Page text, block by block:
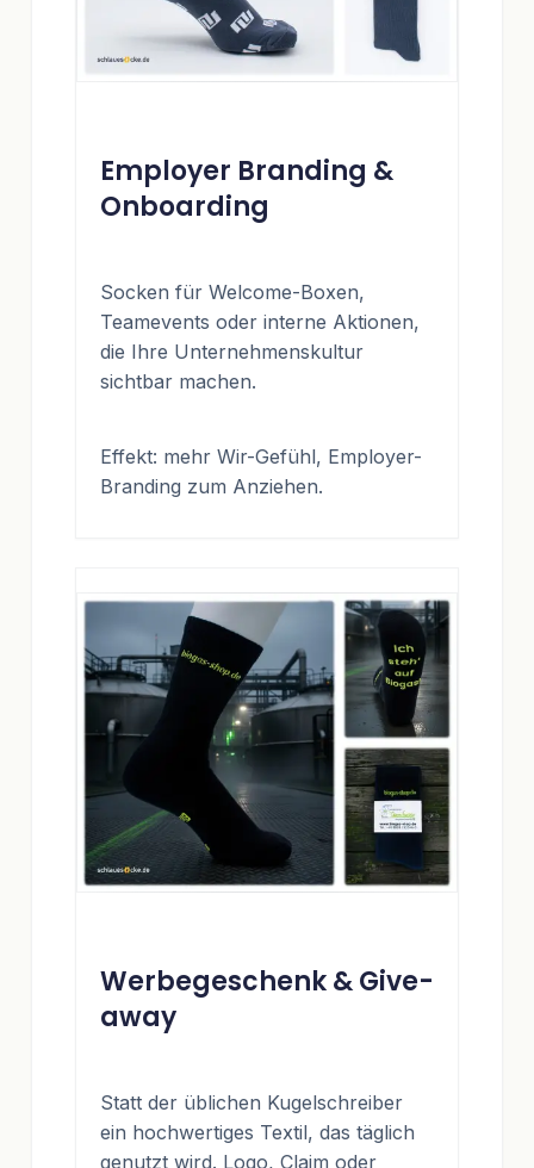
Employer Branding &
Onboarding
Socken für Welcome-Boxen,
Teamevents oder interne Aktionen,
die Ihre Unternehmenskultur
sichtbar machen.
Effekt: mehr Wir-Gefühl, Employer-
Branding zum Anziehen.
Werbegeschenk & Give-
away
Statt der üblichen Kugelschreiber
ein hochwertiges Textil, das täglich
genutzt wird. Logo, Claim oder